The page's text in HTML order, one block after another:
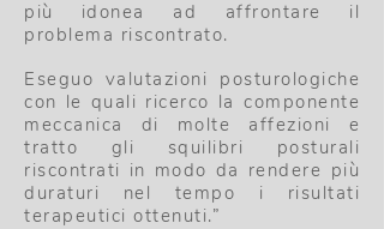
più idonea ad affrontare il
problema riscontrato.
Eseguo valutazioni posturologiche
con le quali ricerco la componente
meccanica di molte affezioni e
tratto gli squilibri posturali
riscontrati in modo da rendere più
duraturi nel tempo i risultati
terapeutici ottenuti.”